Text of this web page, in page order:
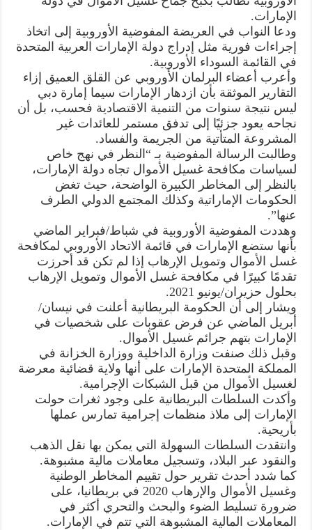
الإمارات.
ودعا النواب في العريضة المفوضية الأوروبية إلى اتخاذ
إجراءات فورية مثل إدراج دولة الإمارات العربية المتحدة
في القائمة السوداء الأوروبية.
وأعرب أعضاء البرلمان الأوروبي عن القلق العميق إزاء
التقارير الموثقة بأن ازدهار الإمارات سيما إمارة دبي
ليس نتيجة سنوات من التنمية الاقتصادية فحسب، بل أن
نجاحه يعود جزئيًا إلى تدفق مستمر للعائدات غير
المشروعة المتأتية من الجريمة والفساد.
وطالبت الرسالة المفوضية بـ “النظر في نهج خاص
لسياسات مكافحة غسيل الأموال تجاه دولة الإمارات،
بالنظر إلى المخاطر الكبيرة الواضحة، حيث تغض
الحكومات الإماراتية وكذلك المجتمع الدولي الطرف
عنها”.
وهددت المفوضية الأوروبية في شباط/فبراير الماضي
بأنها ستضع الإمارات في قائمة الاتحاد الأوروبي لمكافحة
غسل الأموال وتمويل الإرهاب إذا لم تكن قد أحرزت
تقدمًا كبيرًا في مكافحة غسل الأموال وتمويل الإرهاب
بحلول حزيران/يونيو 2021.
ويشار إلى أن الحكومة البريطانية أعلنت في نيسان/
أبريل الماضي عن فرض عقوبات على شخصيات في
الإمارات بتهم جرائم غسيل الأموال.
وقبل ذلك صنفت وزارة الداخلية ووزارة الخزانة في
المملكة المتحدة الإمارات على أنها ولاية قضائية معرضة
لغسيل الأموال من قبل الشبكات الإجرامية.
وأكدت السلطات البريطانية على وجود ثغرات حولت
الإمارات إلى ملاذ منظمات إجرامية تمارس عملها
بأريحية.
وانتقدت السلطات السهولة التي يمكن بها نقل الذهب
والنقود عبر البلاد، وتسجيل معاملات مالية مشبوهة.
كما شدد أحدث تقرير حول تقييم المخاطر الوطنية
وغسيل الأموال والإرهاب 2020 في بريطانيا، على
ضرورة تسليط الضوء والبحث والتحري أكثر في
المعاملات المالية المشبوهة التي تتم في الإمارات.